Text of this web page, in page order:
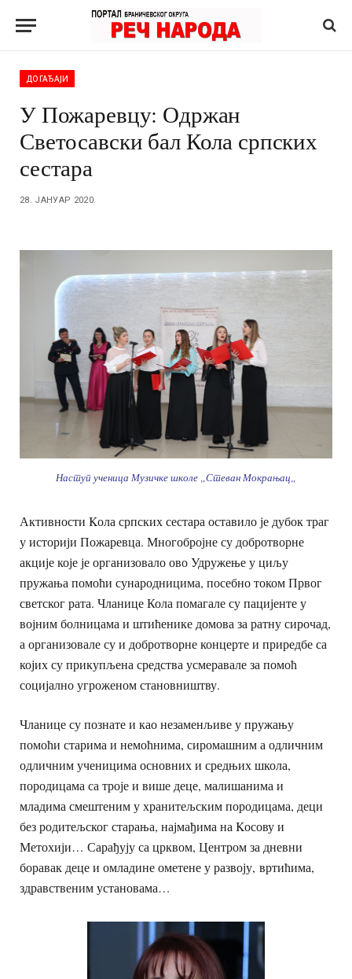
ДОГАЂАЈИ
У Пожаревцу: Одржан
Светосавски бал Кола српских
сестара
28. ЈАНУАР 2020.
Наступ ученица Музичке школе „Стеван Мокрањац„
Активности Kола српских сестара оставило је дубок траг
у историји Пожаревца. Многобројне су добротворне
акције које је организовало ово Удружење у циљу
пружања помоћи сународницима, посебно током Првог
светског рата. Чланице Кола помагале су пацијенте у
војним болницама и штићенике домова за ратну сирочад,
а организовале су и добротворне концерте и приредбе са
којих су прикупљена средства усмеравале за помоћ
социјално угроженом становништву.
Чланице су познате и као незаменљиве у пружању
помоћи старима и немоћнима, сиромашним а одличним
одличним ученицима основних и средњих школа,
породицама са троје и више деце, малишанима и
младима смештеним у хранитељским породицама, деци
без родитељског старања, најмађима на Kосову и
Метохији… Сарађују са црквом, Центром за дневни
боравак деце и омладине ометене у развоју, вртићима,
здравственим установама…